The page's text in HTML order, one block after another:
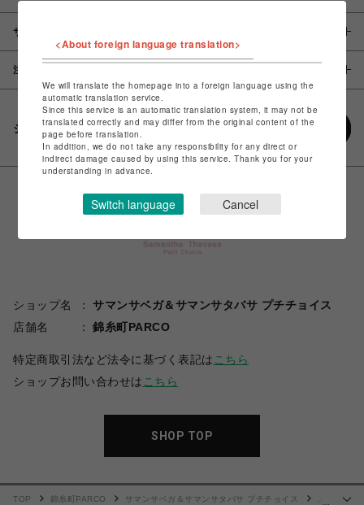
サイズ
注意事項
シェアする
ショップ名
サマンサベガ＆サマンサタバサ プチチョイス
店舗名
錦糸町PARCO
特定商取引法など法令に基づく表記は こちら
ショップお問い合わせは こちら
SHOP TOP
TOP 錦糸町PARCO サマンサベガ＆サマンサタバサ プチチョイス
<About foreign language translation>
We will translate the homepage into a foreign language using the
automatic translation service.
Since this service is an automatic translation system, it may not be
translated correctly and may differ from the original content of the
page before translation.
In addition, we do not take any responsibility for any direct or
indirect damage caused by using this service. Thank you for your
understanding in advance.
Switch language Cancel